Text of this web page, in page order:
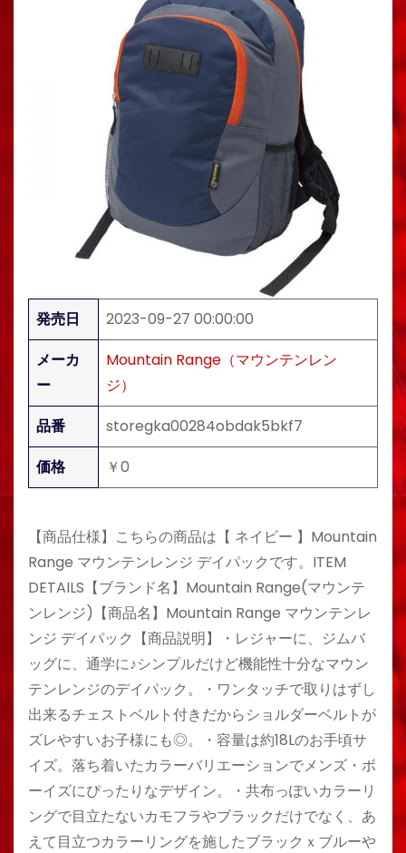
発売日
2023-09-27 00:00:00
メーカ
ー
Mountain Range（マウンテンレン
ジ）
品番
storegka00284obdak5bkf7
価格
￥0
【商品仕様】こちらの商品は【 ネイビー 】Mountain
Range マウンテンレンジ デイパックです。ITEM
DETAILS【ブランド名】Mountain Range(マウンテ
ンレンジ)【商品名】Mountain Range マウンテンレ
ンジ デイパック【商品説明】・レジャーに、ジムバ
ッグに、通学に♪シンプルだけど機能性十分なマウン
テンレンジのデイパック。・ワンタッチで取りはずし
出来るチェストベルト付きだからショルダーベルトが
ズレやすいお子様にも◎。・容量は約18Lのお手頃サ
イズ。落ち着いたカラーバリエーションでメンズ・ボ
ーイズにぴったりなデザイン。・共布っぽいカラーリ
ングで目立たないカモフラやブラックだけでなく、あ
えて目立つカラーリングを施したブラックｘブルーや